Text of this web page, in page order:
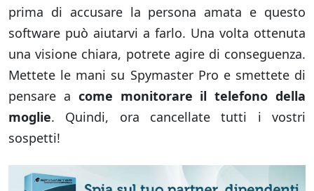
prima di accusare la persona amata e questo
software può aiutarvi a farlo. Una volta ottenuta
una visione chiara, potrete agire di conseguenza.
Mettete le mani su Spymaster Pro e smettete di
pensare a come monitorare il telefono della
moglie. Quindi, ora cancellate tutti i vostri
sospetti!